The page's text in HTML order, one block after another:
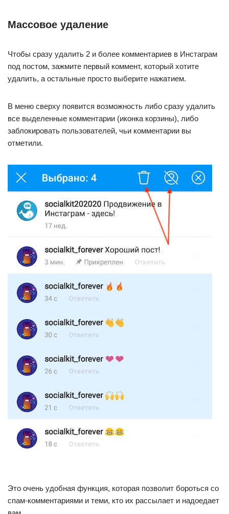
Массовое удаление
Чтобы сразу удалить 2 и более комментариев в Инстаграм
под постом, зажмите первый коммент, который хотите
удалить, а остальные просто выберите нажатием.
В меню сверху появится возможность либо сразу удалить
все выделенные комментарии (иконка корзины), либо
заблокировать пользователей, чьи комментарии вы
отметили.
Это очень удобная функция, которая позволит бороться со
спам-комментариями и теми, кто их рассылает и надоедает